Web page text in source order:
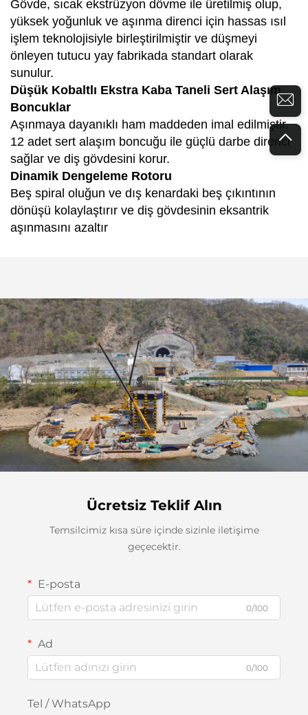
Gövde, sıcak ekstrüzyon dövme ile üretilmiş olup,
yüksek yoğunluk ve aşınma direnci için hassas ısıl
işlem teknolojisiyle birleştirilmiştir ve düşmeyi
önleyen tutucu yay fabrikada standart olarak
sunulur.
Düşük Kobaltlı Ekstra Kaba Taneli Sert Alaşım
Boncuklar
Aşınmaya dayanıklı ham maddeden imal edilmiştir,
12 adet sert alaşım boncuğu ile güçlü darbe direnci
sağlar ve diş gövdesini korur.
Dinamik Dengeleme Rotoru
Beş spiral oluğun ve dış kenardaki beş çıkıntının
dönüşü kolaylaştırır ve diş gövdesinin eksantrik
aşınmasını azaltır
Ücretsiz Teklif Alın
Temsilcimiz kısa süre içinde sizinle iletişime
geçecektir.
E-posta
0/100
Ad
0/100
Tel / WhatsApp